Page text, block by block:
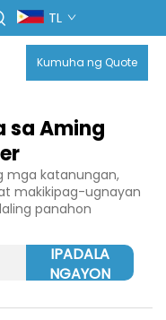
TL
Kumuha ng Quote
sa Aming
mga katanungan,
makikipag-ugnayan
panahon
IPADALA
NGAYON